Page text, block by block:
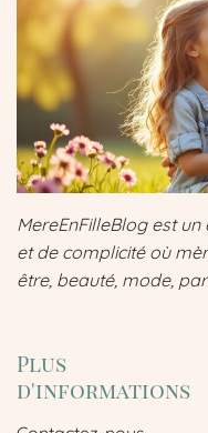
MereEnFilleBlog est
et de complicité où
être, beauté, mode,
Plus
d'informations